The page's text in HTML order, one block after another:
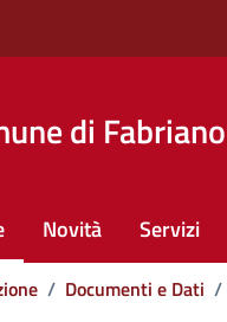
di Fabriano
Novità Servizi
/ Documenti e Dati /